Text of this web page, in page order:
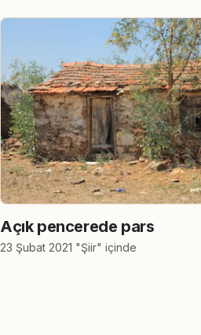
Açık pencerede pars
23 Şubat 2021 "Şiir" içinde